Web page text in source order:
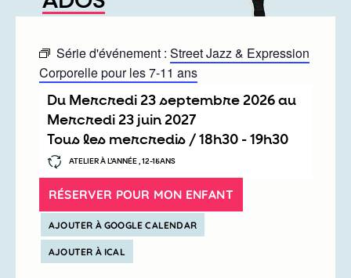
Série d'événement : Street Jazz & Expression
Corporelle pour les 7-11 ans
Du mercredi 23 septembre 2026au
mercredi 23 juin 2027
Tous les mercredis / 18h30 - 19h30
ATELIER À L’ANNÉE , 12-15ANS
RÉSERVER POUR MON ENFANT
AJOUTER À GOOGLE CALENDAR
AJOUTER À ICAL